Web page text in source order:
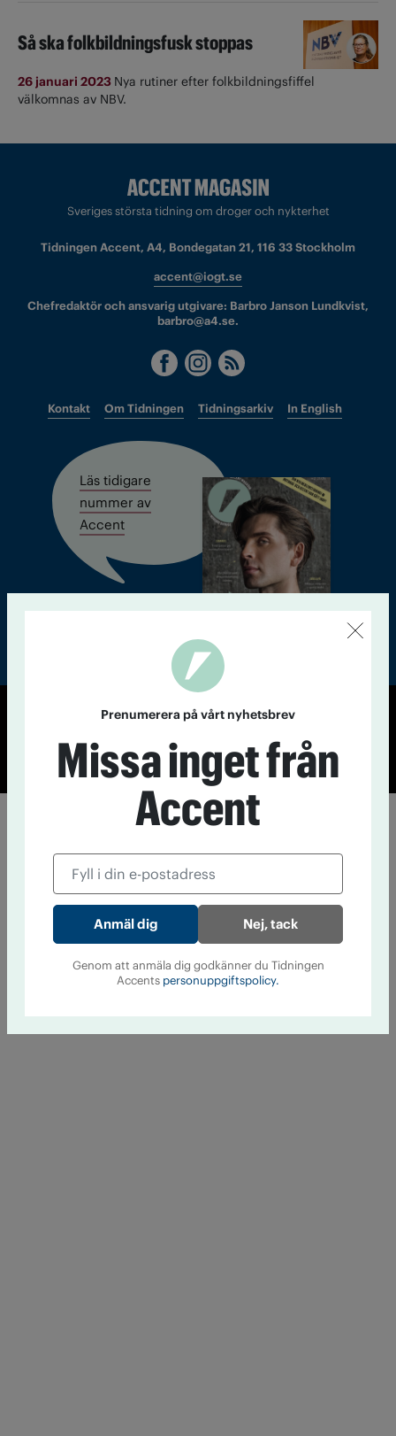
Så ska folkbildningsfusk stoppas
26 januari 2023 Nya rutiner efter folkbildningsfiffel
välkomnas av NBV.
Sveriges största tidning om droger och nykterhet
Tidningen Accent, A4, Bondegatan 21, 116 33 Stockholm
accent@iogt.se
Chefredaktör och ansvarig utgivare: Barbro Janson Lundkvist,
barbro@a4.se.
Kontakt Om Tidningen Tidningsarkiv In English
Läs tidigare
nummer av
Accent
Cookiepolicy
Personuppgiftspolicy
Prenumerera på vårt nyhetsbrev
Missa inget från
Accent
Nej, tack
Genom att anmäla dig godkänner du Tidningen
Accents personuppgiftspolicy.